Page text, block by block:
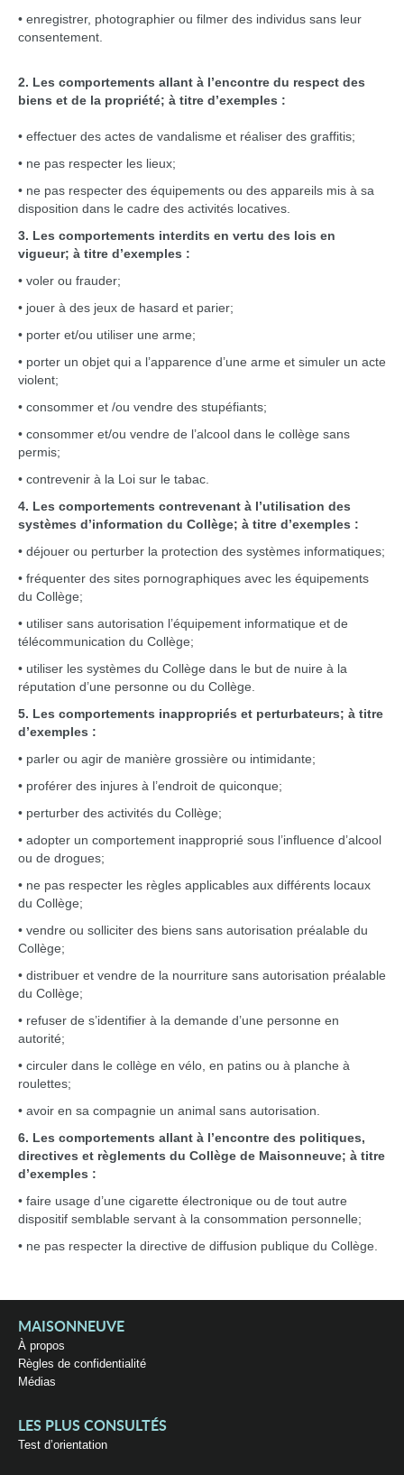
• enregistrer, photographier ou filmer des individus sans leur
consentement.
2. Les comportements allant à l’encontre du respect des
biens et de la propriété; à titre d’exemples :
• effectuer des actes de vandalisme et réaliser des graffitis;
• ne pas respecter les lieux;
• ne pas respecter des équipements ou des appareils mis à sa
disposition dans le cadre des activités locatives.
3. Les comportements interdits en vertu des lois en
vigueur; à titre d’exemples :
• voler ou frauder;
• jouer à des jeux de hasard et parier;
• porter et/ou utiliser une arme;
• porter un objet qui a l’apparence d’une arme et simuler un acte
violent;
• consommer et /ou vendre des stupéfiants;
• consommer et/ou vendre de l’alcool dans le collège sans
permis;
• contrevenir à la Loi sur le tabac.
4. Les comportements contrevenant à l’utilisation des
systèmes d’information du Collège; à titre d’exemples :
• déjouer ou perturber la protection des systèmes informatiques;
• fréquenter des sites pornographiques avec les équipements
du Collège;
• utiliser sans autorisation l’équipement informatique et de
télécommunication du Collège;
• utiliser les systèmes du Collège dans le but de nuire à la
réputation d’une personne ou du Collège.
5. Les comportements inappropriés et perturbateurs; à titre
d’exemples :
• parler ou agir de manière grossière ou intimidante;
• proférer des injures à l’endroit de quiconque;
• perturber des activités du Collège;
• adopter un comportement inapproprié sous l’influence d’alcool
ou de drogues;
• ne pas respecter les règles applicables aux différents locaux
du Collège;
• vendre ou solliciter des biens sans autorisation préalable du
Collège;
• distribuer et vendre de la nourriture sans autorisation préalable
du Collège;
• refuser de s’identifier à la demande d’une personne en
autorité;
• circuler dans le collège en vélo, en patins ou à planche à
roulettes;
• avoir en sa compagnie un animal sans autorisation.
6. Les comportements allant à l’encontre des politiques,
directives et règlements du Collège de Maisonneuve; à titre
d’exemples :
• faire usage d’une cigarette électronique ou de tout autre
dispositif semblable servant à la consommation personnelle;
• ne pas respecter la directive de diffusion publique du Collège.
MAISONNEUVE
À propos
Règles de confidentialité
Médias
LES PLUS CONSULTÉS
Test d’orientation